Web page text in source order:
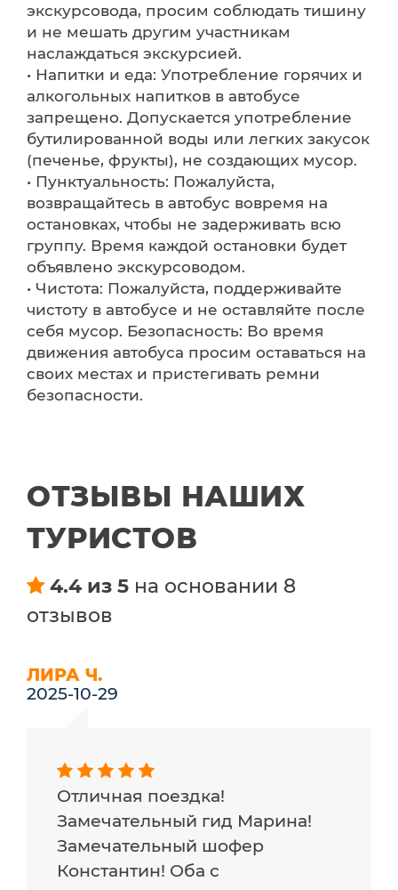
экскурсовода, просим соблюдать тишину
и не мешать другим участникам
наслаждаться экскурсией.
• Напитки и еда: Употребление горячих и
алкогольных напитков в автобусе
запрещено. Допускается употребление
бутилированной воды или легких закусок
(печенье, фрукты), не создающих мусор.
• Пунктуальность: Пожалуйста,
возвращайтесь в автобус вовремя на
остановках, чтобы не задерживать всю
группу. Время каждой остановки будет
объявлено экскурсоводом.
• Чистота: Пожалуйста, поддерживайте
чистоту в автобусе и не оставляйте после
себя мусор. Безопасность: Во время
движения автобуса просим оставаться на
своих местах и пристегивать ремни
безопасности.
ОТЗЫВЫ НАШИХ
ТУРИСТОВ
4.4 из 5 на основании 8
отзывов
ЛИРА Ч.
2025-10-29
Отличная поездка!
Замечательный гид Марина!
Замечательный шофер
Константин! Оба с